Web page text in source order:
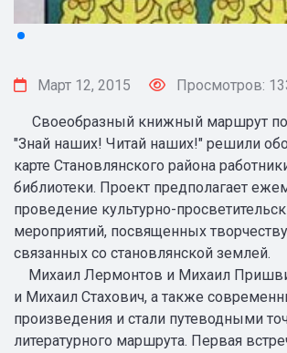
Март 12, 2015 Просмотров:
Своеобразный книжный маршрут
"Знай наших! Читай наших!" решили
карте Становлянского района
библиотеки. Проект предполагает
проведение культурно-
мероприятий, посвященных
связанных со становлянской землей.
Михаил Лермонтов и Михаил
и Михаил Стахович, а также
произведения и стали путеводными
литературного маршрута. Первая